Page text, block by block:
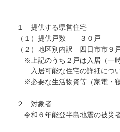
１ 提供する県営住宅
（１）提供戸数 ３０戸
（２）地区別内訳 四日市市９
※上記のうち２戸は入居（一時
入居可能な住宅の詳細につい
※必要な生活物資等（家電・
２ 対象者
令和６年能登半島地震の被災